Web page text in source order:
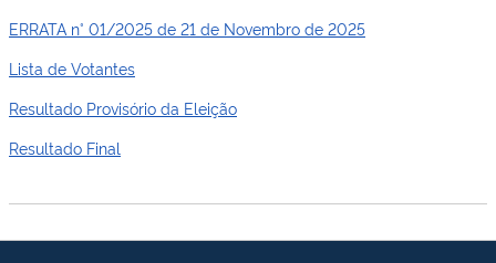
ERRATA n° 01/2025 de 21 de Novembro de 2025
Lista de Votantes
Resultado Provisório da Eleição
Resultado Final